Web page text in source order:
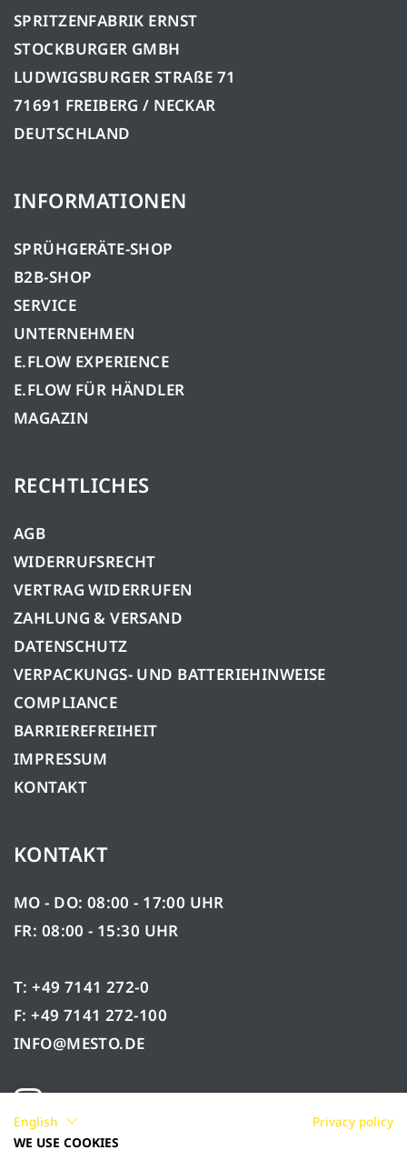
SPRITZENFABRIK ERNST
STOCKBURGER GMBH
LUDWIGSBURGER STRAßE 71
71691 FREIBERG / NECKAR
DEUTSCHLAND
INFORMATIONEN
SPRÜHGERÄTE-SHOP
B2B-SHOP
SERVICE
UNTERNEHMEN
E.FLOW EXPERIENCE
E.FLOW FÜR HÄNDLER
MAGAZIN
RECHTLICHES
AGB
WIDERRUFSRECHT
VERTRAG WIDERRUFEN
ZAHLUNG & VERSAND
DATENSCHUTZ
VERPACKUNGS- UND BATTERIEHINWEISE
COMPLIANCE
BARRIEREFREIHEIT
IMPRESSUM
KONTAKT
KONTAKT
MO - DO: 08:00 - 17:00 UHR
FR: 08:00 - 15:30 UHR
T: +49 7141 272-0
F: +49 7141 272-100
INFO@MESTO.DE
English
Privacy policy
WE USE COOKIES